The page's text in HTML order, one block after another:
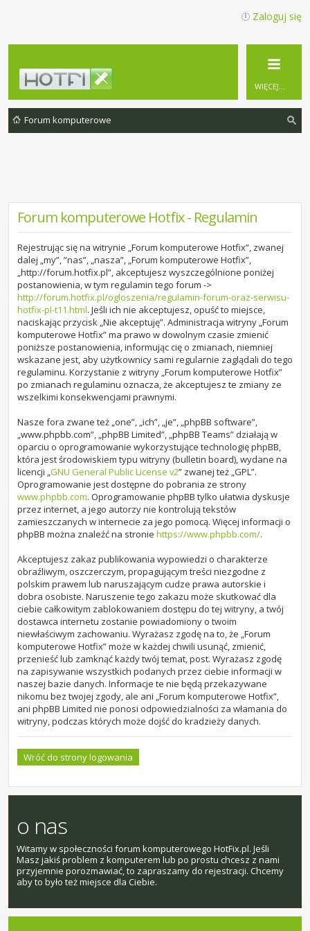
Zaloguj się
WIĘCEJ…
Forum komputerowe
Forum komputerowe Hotfix - Regulamin
Rejestrując się na witrynie „Forum komputerowe Hotfix”, zwanej
dalej „my”, ”nas”, „nasza”, „Forum komputerowe Hotfix”,
„http://forum.hotfix.pl”, akceptujesz wyszczególnione poniżej
postanowienia, w tym regulamin tego forum ->
http://forum.hotfix.pl/ogloszenia/regulamin-forum-oraz-serwisu-
hotfix-pl-t11.html. Jeśli ich nie akceptujesz, opuść to miejsce,
naciskając przycisk „Nie akceptuję”. Administracja witryny „Forum
komputerowe Hotfix” ma prawo w dowolnym czasie zmienić
poniższe postanowienia, informując cię o zmianach, niemniej
wskazane jest, aby użytkownicy sami regularnie zaglądali do tego
regulaminu. Korzystanie z witryny „Forum komputerowe Hotfix”
po zmianach regulaminu oznacza, że akceptujesz te zmiany ze
wszelkimi konsekwencjami prawnymi.
Nasze fora zwane też „one”, „ich”, „je”, „phpBB software”,
„www.phpbb.com”, „phpBB Limited”, „phpBB Teams” działają w
oparciu o oprogramowanie wykorzystujące technologię phpBB,
która jest środowiskiem typu witryny (bulletin board), wydane na
licencji „GNU General Public License v2” zwanej też „GPL”.
Oprogramowanie jest dostępne do pobrania ze strony
www.phpbb.com. Oprogramowanie phpBB tylko ułatwia dyskusje
przez internet, a jego autorzy nie kontrolują tekstów
zamieszczanych w internecie za jego pomocą. Więcej informacji o
phpBB można znaleźć na stronie https://www.phpbb.com/.
Akceptujesz zakaz publikowania wypowiedzi o charakterze
obraźliwym, oszczerczym, propagującym treści niezgodne z
polskim prawem lub naruszającym cudze prawa autorskie i
dobra osobiste. Naruszenie tego zakazu może skutkować dla
ciebie całkowitym zablokowaniem dostępu do tej witryny, a twój
dostawca internetu zostanie powiadomiony o twoim
niewłaściwym zachowaniu. Wyrażasz zgodę na to, że „Forum
komputerowe Hotfix” może w każdej chwili usunąć, zmienić,
przenieść lub zamknąć każdy twój temat, post. Wyrażasz zgodę
na zapisywanie wszystkich podanych przez ciebie informacji w
naszej bazie danych. Informacje te nie będą przekazywane
nikomu bez twojej zgody, ale ani „Forum komputerowe Hotfix”,
ani phpBB Limited nie ponosi odpowiedzialności za włamania do
witryny, podczas których może dojść do kradzieży danych.
Wróć do strony logowania
o nas
Witamy w społeczności forum komputerowego HotFix.pl. Jeśli
Masz jakiś problem z komputerem lub po prostu chcesz z nami
przyjemnie porozmawiać, to zapraszamy do rejestracji. Chcemy
aby to było też miejsce dla Ciebie.